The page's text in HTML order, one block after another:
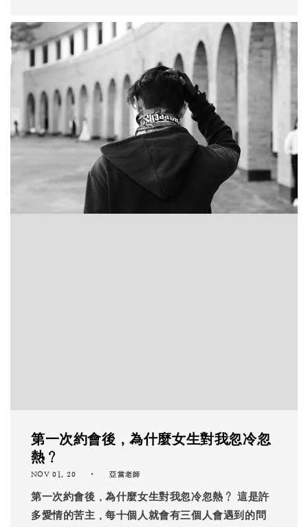
第一次約會後，為什麼女生對我忽冷忽
熱？
NOV 01, 20 亞當老師
第一次約會後，為什麼女生對我忽冷忽熱？ 這是許
多愛情的苦主，每十個人就會有三個人會遇到的問